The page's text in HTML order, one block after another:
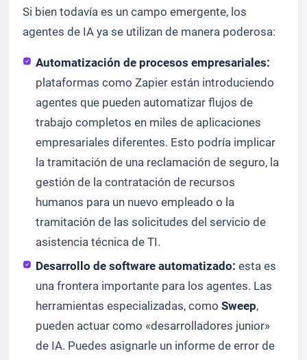
Si bien todavía es un campo emergente, los
agentes de IA ya se utilizan de manera poderosa:
Automatización de procesos empresariales:
plataformas como Zapier están introduciendo
agentes que pueden automatizar flujos de
trabajo completos en miles de aplicaciones
empresariales diferentes. Esto podría implicar
la tramitación de una reclamación de seguro, la
gestión de la contratación de recursos
humanos para un nuevo empleado o la
tramitación de las solicitudes del servicio de
asistencia técnica de TI.
Desarrollo de software automatizado: esta es
una frontera importante para los agentes. Las
herramientas especializadas, comoSweep,
pueden actuar como «desarrolladores junior»
de IA. Puedes asignarle un informe de error de